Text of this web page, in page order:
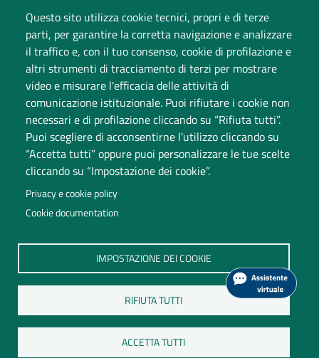
Questo sito utilizza cookie tecnici, propri e di terze
parti, per garantire la corretta navigazione e analizzare
il traffico e, con il tuo consenso, cookie di profilazione e
altri strumenti di tracciamento di terzi per mostrare
video e misurare l'efficacia delle attività di
comunicazione istituzionale. Puoi rifiutare i cookie non
necessari e di profilazione cliccando su “Rifiuta tutti”.
Puoi scegliere di acconsentirne l’utilizzo cliccando su
“Accetta tutti” oppure puoi personalizzare le tue scelte
cliccando su “Impostazione dei cookie”.
Privacy e cookie policy
Cookie documentation
IMPOSTAZIONE DEI COOKIE
RIFIUTA TUTTI
ACCETTA TUTTI
Università degli Studi dell'Insubria
Sede legale: via Ravasi 2, 21100 Varese
Contact Center
P.IVA 02481820120
pec.uninsubria.it (vedi le altre caselle
Dati di monitoraggio